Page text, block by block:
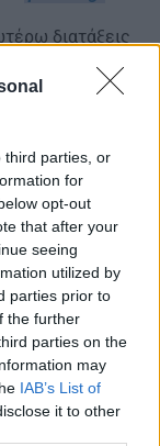
third parties, or
for
opt-out
that after your
seeing
utilized by
parties prior to
the further
parties on the
may
IAB’s List of
it to other
διατάξεις
που ιδρύθηκε
εξέταση σε
το
εξεταστούν
γλωσσών:
Ενώ από
υποψήφιοι θα
2019